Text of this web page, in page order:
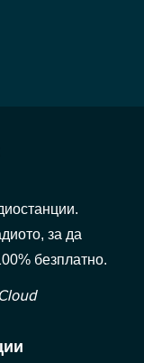
за да
безплатно.